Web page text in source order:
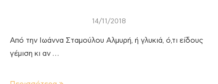
14/11/2018
Από την Ιωάννα Σταμούλου Αλμυρή, ή γλυκιά, ό,τι είδους
γέμιση κι αν …